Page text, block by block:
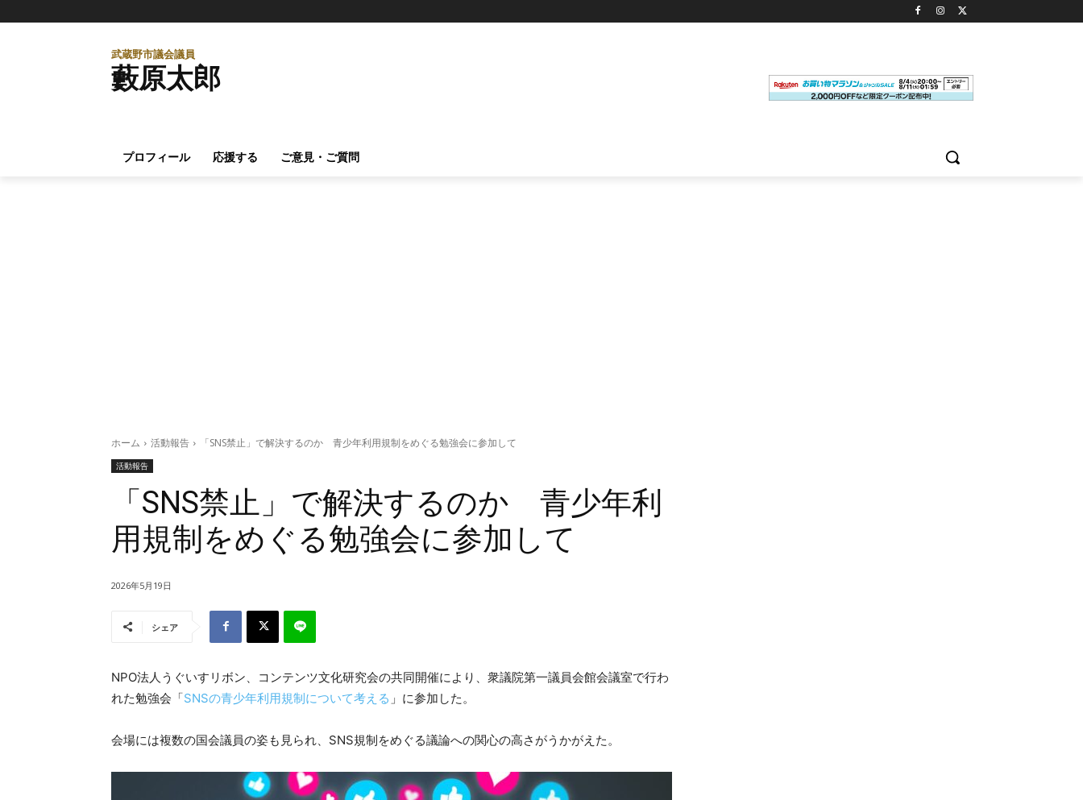
武蔵野市議会議員
藪原太郎
プロフィール 応援する ご意見・ご質問
ホーム 活動報告 「SNS禁止」で解決するのか 青少年利用規制をめぐる勉強会に参加して
活動報告
「SNS禁止」で解決するのか 青少年利
用規制をめぐる勉強会に参加して
2026年5月19日
シェア
NPO法人うぐいすリボン、コンテンツ文化研究会の共同開催により、衆議院第一議員会館会議室で行わ
れた勉強会「SNSの青少年利用規制について考える 」に参加した。
会場には複数の国会議員の姿も見られ、SNS規制をめぐる議論への関心の高さがうかがえた。